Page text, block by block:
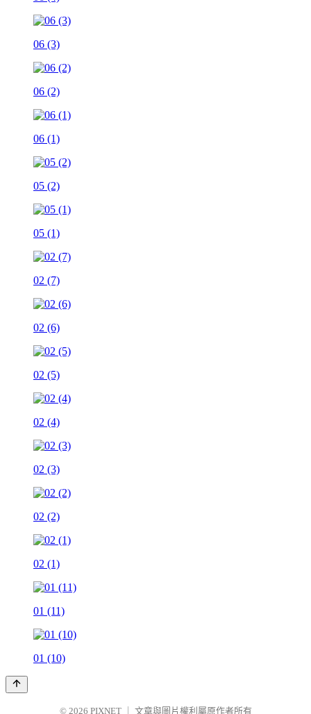
06 (3)
06 (2)
06 (1)
05 (2)
05 (1)
02 (7)
02 (6)
02 (5)
02 (4)
02 (3)
02 (2)
02 (1)
01 (11)
01 (10)
© 2026 PIXNET 文章與圖片權利屬原作者所有